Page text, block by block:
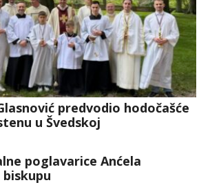
predvodio hodočašće
u Švedskoj
poglavarice Anćela